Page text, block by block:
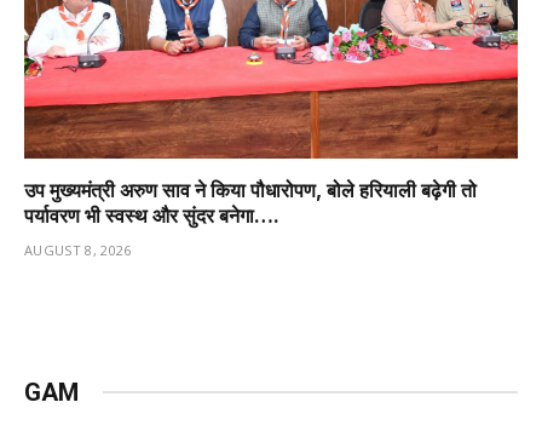
उप मुख्यमंत्री अरुण साव ने किया पौधारोपण, बोले हरियाली बढ़ेगी तो
पर्यावरण भी स्वस्थ और सुंदर बनेगा….
AUGUST 8, 2026
GAM